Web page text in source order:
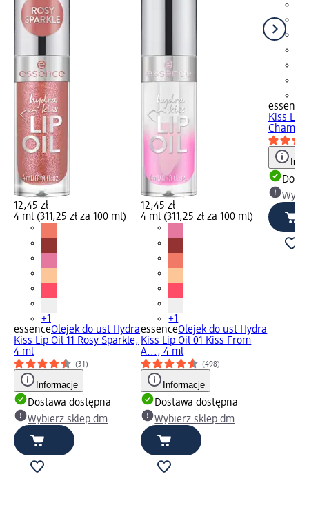
12,45 zł
4 ml (311,25 zł za 100 ml)
+1
essenceOlejek do ust Hydra
Kiss Lip Oil 11 Rosy Sparkle,
4 ml
(31)
Informacje
Dostawa dostępna
Wybierz sklep dm
12,45 zł
4 ml (311,25 zł za 100 ml)
+1
essenceOlejek do ust Hydra
Kiss Lip Oil 01 Kiss From
A..., 4 ml
(498)
Informacje
Dostawa dostępna
Wybierz sklep dm
essence
Kiss Lip